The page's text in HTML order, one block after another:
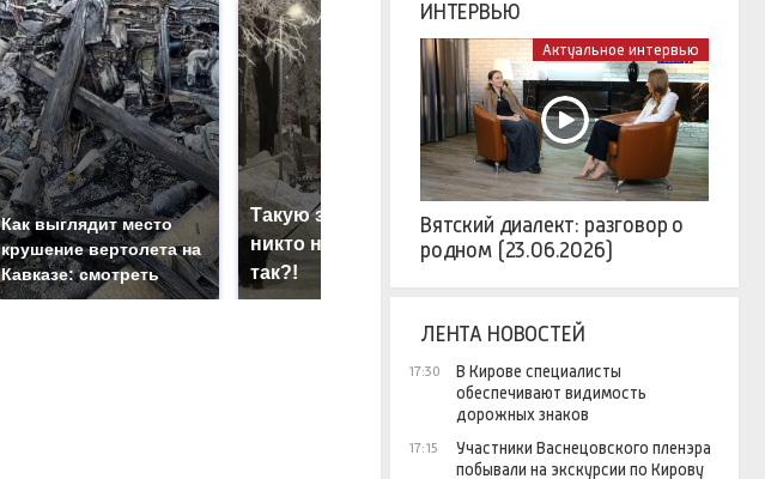
Как выглядит место
крушение вертолета на
Кавказе: смотреть
Такую зиму в России
никто не ждал: как
так?!
готовую еду из
ИНТЕРВЬЮ
Актуальное интервью
Вятский диалект: разговор о
родном (23.06.2026)
ЛЕНТА НОВОСТЕЙ
17:30
В Кирове специалисты
обеспечивают видимость
дорожных знаков
17:15
Участники Васнецовского пленэра
побывали на экскурсии по Кирову